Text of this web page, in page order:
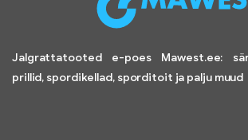
Jalgrattatooted e-poes Mawest.ee:
prillid, spordikellad, sporditoit ja palju muud